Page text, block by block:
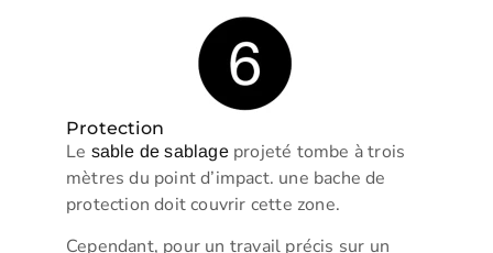
Protection
Le sable de sablageprojeté tombe à trois
mètres du point d’impact. une bache de
protection doit couvrir cette zone.
Cependant, pour un travail précis sur un